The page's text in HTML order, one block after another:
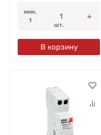
мин.
1
шт.
В корзину